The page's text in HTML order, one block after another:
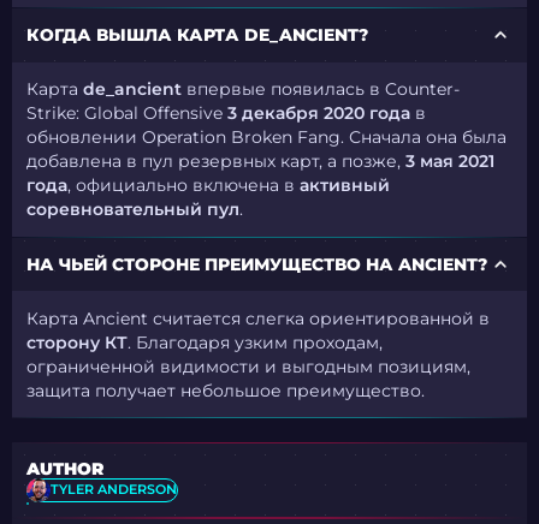
КОГДА ВЫШЛА КАРТА DE_ANCIENT?
Картаde_ancient впервые появилась в Counter-
Strike: Global Offensive3 декабря 2020 года в
обновлении Operation Broken Fang. Сначала она была
добавлена в пул резервных карт, а позже,3 мая 2021
года, официально включена вактивный
соревновательный пул.
НА ЧЬЕЙ СТОРОНЕ ПРЕИМУЩЕСТВО НА ANCIENT?
Карта Ancient считается слегка ориентированной в
сторону КТ. Благодаря узким проходам,
ограниченной видимости и выгодным позициям,
защита получает небольшое преимущество.
AUTHOR
TYLER ANDERSON